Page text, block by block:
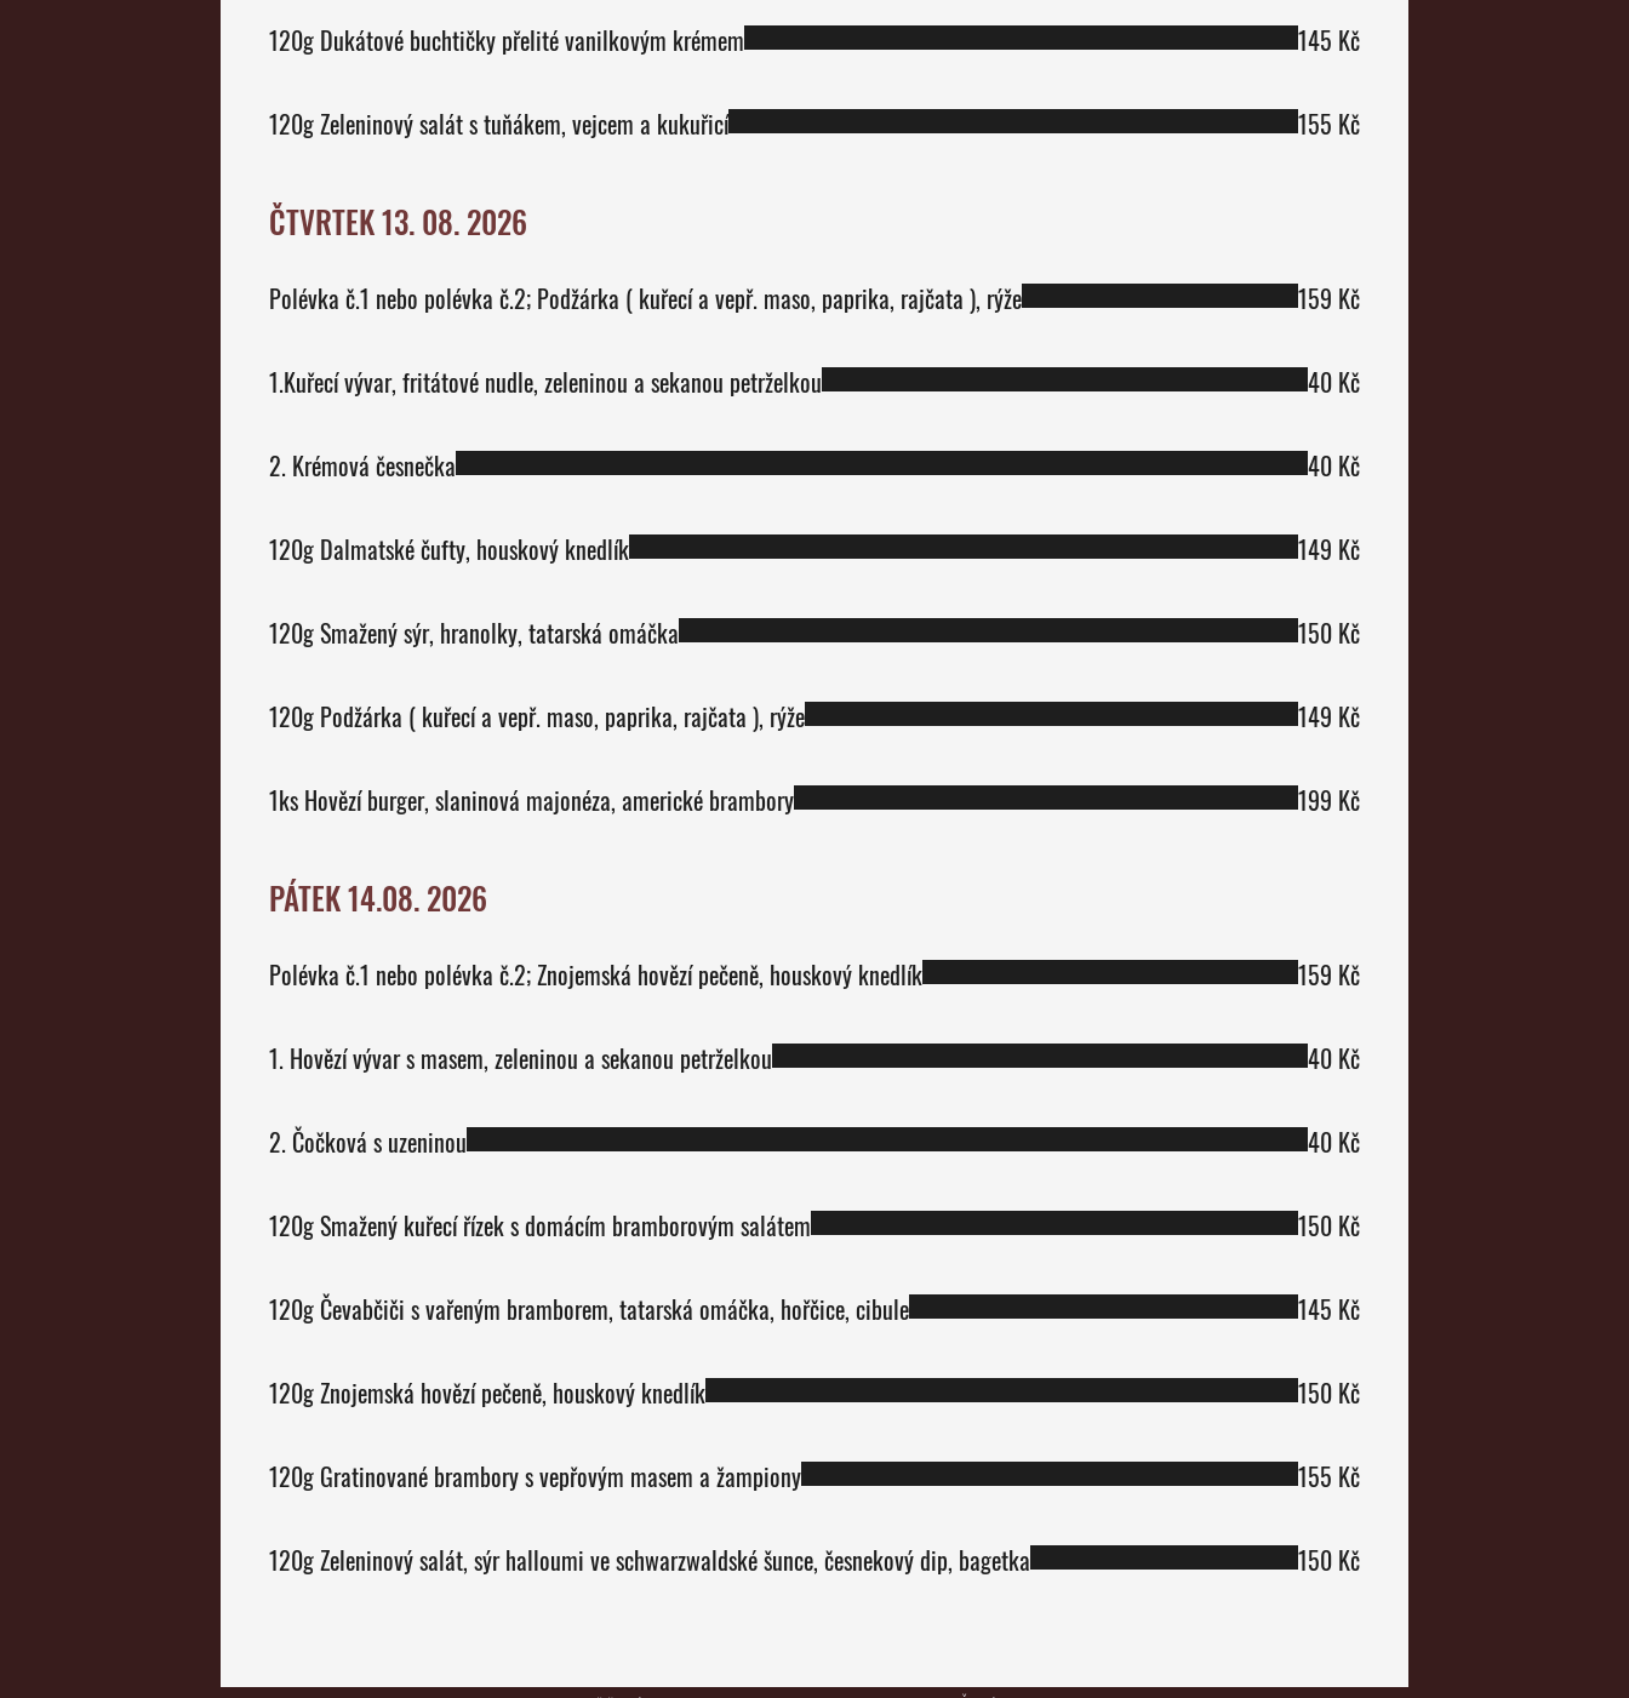
120g Dukátové buchtičky přelité vanilkovým krémem 145 Kč
120g Zeleninový salát s tuňákem, vejcem a kukuřicí 155 Kč
ČTVRTEK 13. 08. 2026
Polévka č.1 nebo polévka č.2; Podžárka ( kuřecí a vepř. maso, paprika, rajčata ), rýže 159 Kč
1.Kuřecí vývar, fritátové nudle, zeleninou a sekanou petrželkou 40 Kč
2. Krémová česnečka 40 Kč
120g Dalmatské čufty, houskový knedlík 149 Kč
120g Smažený sýr, hranolky, tatarská omáčka 150 Kč
120g Podžárka ( kuřecí a vepř. maso, paprika, rajčata ), rýže 149 Kč
1ks Hovězí burger, slaninová majonéza, americké brambory 199 Kč
PÁTEK 14.08. 2026
Polévka č.1 nebo polévka č.2; Znojemská hovězí pečeně, houskový knedlík 159 Kč
1. Hovězí vývar s masem, zeleninou a sekanou petrželkou 40 Kč
2. Čočková s uzeninou 40 Kč
120g Smažený kuřecí řízek s domácím bramborovým salátem 150 Kč
120g Čevabčiči s vařeným bramborem, tatarská omáčka, hořčice, cibule 145 Kč
120g Znojemská hovězí pečeně, houskový knedlík 150 Kč
120g Gratinované brambory s vepřovým masem a žampiony 155 Kč
120g Zeleninový salát, sýr halloumi ve schwarzwaldské šunce, česnekový dip, bagetka 150 Kč